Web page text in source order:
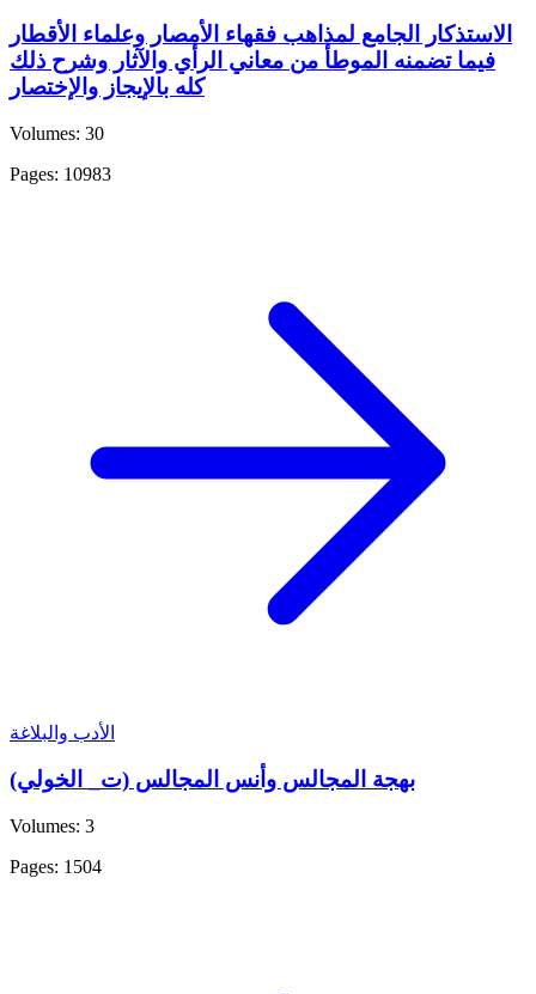
الاستذكار الجامع لمذاهب فقهاء الأمصار وعلماء الأقطار
فيما تضمنه الموطأ من معاني الرأي والآثار وشرح ذلك
كله بالإيجاز والإختصار
Volumes: 30
Pages: 10983
الأدب والبلاغة
بهجة المجالس وأنس المجالس (ت_ الخولي)
Volumes: 3
Pages: 1504